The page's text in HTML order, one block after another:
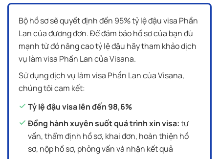
Bộ hồ sơ sẽ quyết định đến 95% tỷ lệ đậu visa Phần
Lan của đương đơn. Để đảm bảo hồ sơ của bạn đủ
mạnh từ đó nâng cao tỷ lệ đậu hãy tham khảo dịch
vụ làm visa Phần Lan của Visana.
Sử dụng dịch vụ làm visa Phần Lan của Visana,
chúng tôi cam kết:
Tỷ lệ đậu visa lên đến 98,6%
Đồng hành xuyên suốt quá trình xin visa:tư
vấn, thẩm định hồ sơ, khai đơn, hoàn thiện hồ
sơ, nộp hồ sơ, phỏng vấn và nhận kết quả